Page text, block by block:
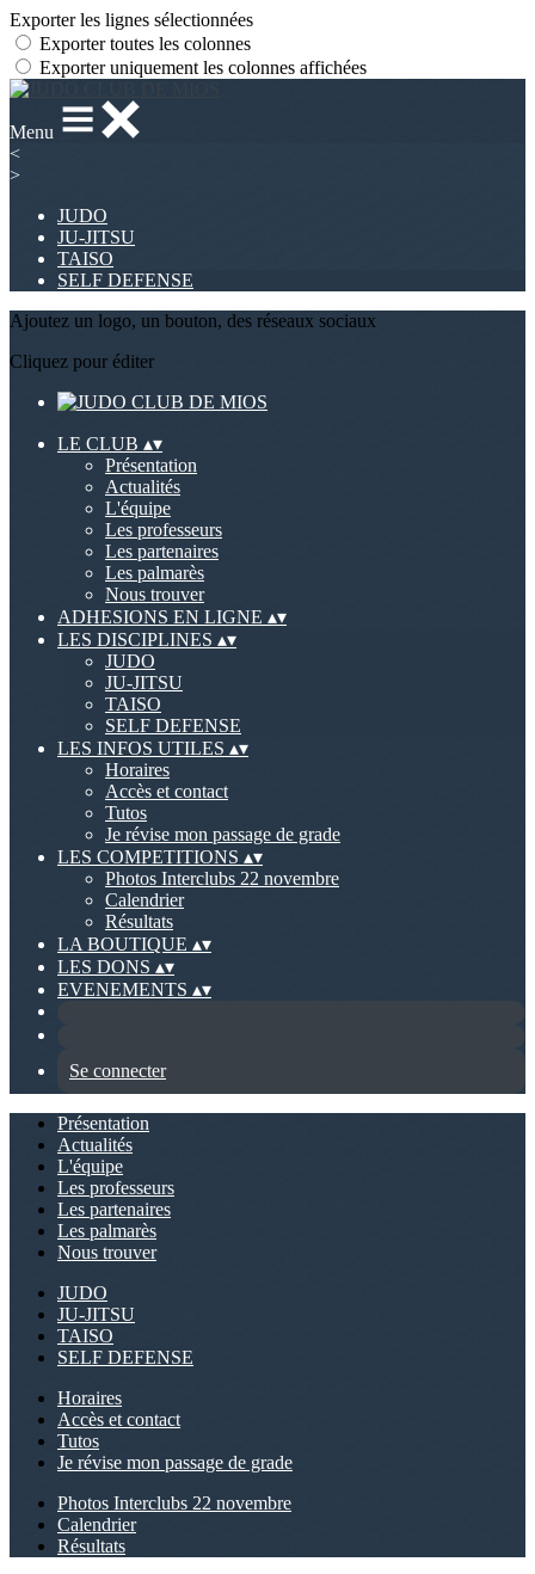
Exporter les lignes sélectionnées
Exporter toutes les colonnes
Exporter uniquement les colonnes affichées
Menu
<
>
JUDO
JU-JITSU
TAISO
SELF DEFENSE
Ajoutez un logo, un bouton, des réseaux sociaux
Cliquez pour éditer
LE CLUB ▴▾
Présentation
Actualités
L'équipe
Les professeurs
Les partenaires
Les palmarès
Nous trouver
ADHESIONS EN LIGNE ▴▾
LES DISCIPLINES ▴▾
JUDO
JU-JITSU
TAISO
SELF DEFENSE
LES INFOS UTILES ▴▾
Horaires
Accès et contact
Tutos
Je révise mon passage de grade
LES COMPETITIONS ▴▾
Photos Interclubs 22 novembre
Calendrier
Résultats
LA BOUTIQUE ▴▾
LES DONS ▴▾
EVENEMENTS ▴▾
Se connecter
Présentation
Actualités
L'équipe
Les professeurs
Les partenaires
Les palmarès
Nous trouver
JUDO
JU-JITSU
TAISO
SELF DEFENSE
Horaires
Accès et contact
Tutos
Je révise mon passage de grade
Photos Interclubs 22 novembre
Calendrier
Résultats